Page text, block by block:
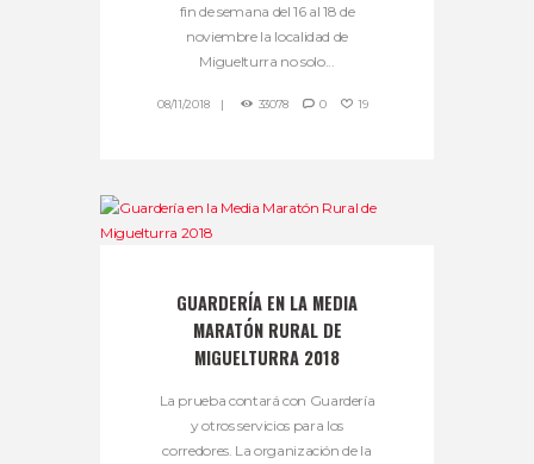
fin de semana del 16 al 18 de
noviembre la localidad de
Miguelturra no solo...
08/11/2018 33078 0 19
GUARDERÍA EN LA MEDIA
MARATÓN RURAL DE
MIGUELTURRA 2018
La prueba contará con Guardería
y otros servicios para los
corredores. La organización de la